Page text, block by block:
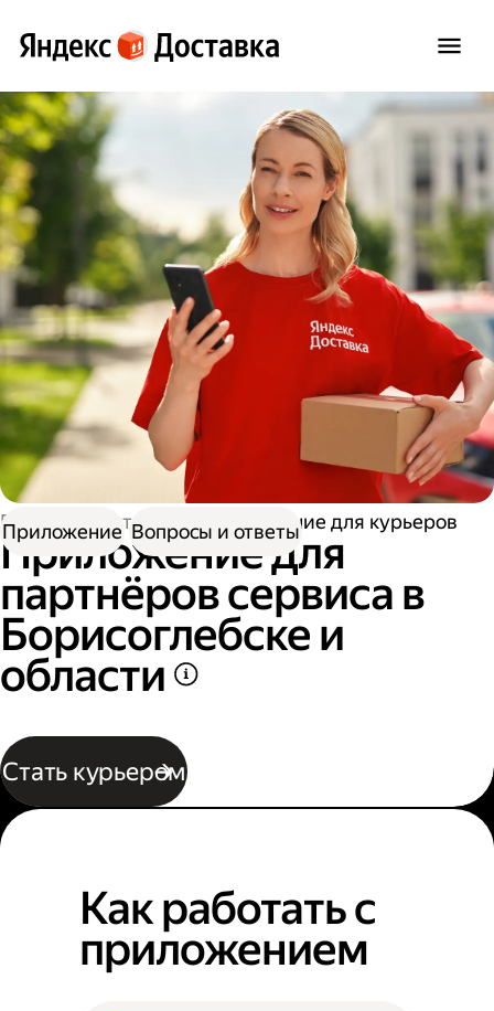
Работа в Доставке Приложение для курьеров
Приложение для
партнёров сервиса в
Борисоглебске и
области
Стать курьером
Приложение Вопросы и ответы
Как работать с
приложением